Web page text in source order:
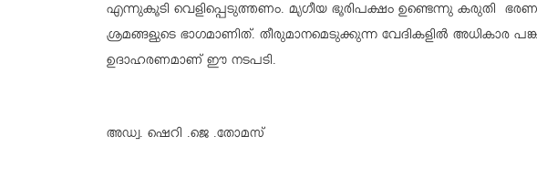
എന്നുകൂടി വെളിപ്പെടുത്തണം. മൃഗീയ ഭൂരിപക്ഷം ഉണ്ടെന്നു കരുതി
ശ്രമങ്ങളുടെ ഭാഗമാണിത്. തീരുമാനമെടുക്കുന്ന വേദികളിൽ അധികാര
ഉദാഹരണമാണ് ഈ നടപടി.
അഡ്വ. ഷെറി .ജെ .തോമസ്